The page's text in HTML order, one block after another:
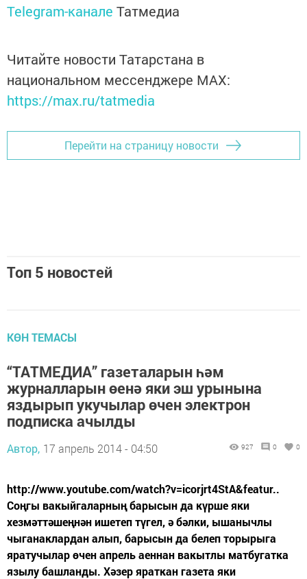
Telegram-канале Татмедиа
Читайте новости Татарстана в
национальном мессенджере MАХ:
https://max.ru/tatmedia
Перейти на страницу новости
Топ 5 новостей
КӨН ТЕМАСЫ
“ТАТМЕДИА” газеталарын һәм
журналларын өенә яки эш урынына
яздырып укучылар өчен электрон
подписка ачылды
Автор, 17 апрель 2014 - 04:50 927 0 0
http://www.youtube.com/watch?v=icorjrt4StA&featur..
Соңгы вакыйгаларның барысын да күрше яки
хезмәттәшеңнән ишетеп түгел, ә бәлки, ышанычлы
чыганаклардан алып, барысын да белеп торырыга
яратучылар өчен апрель аеннан вакытлы матбугатка
язылу башланды. Хәзер яраткан газета яки